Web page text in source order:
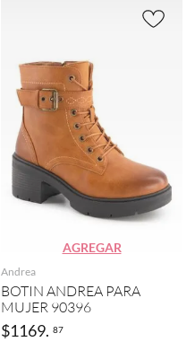
AGREGAR
Andrea
BOTIN ANDREA PARA
MUJER 90396
$1169. 87